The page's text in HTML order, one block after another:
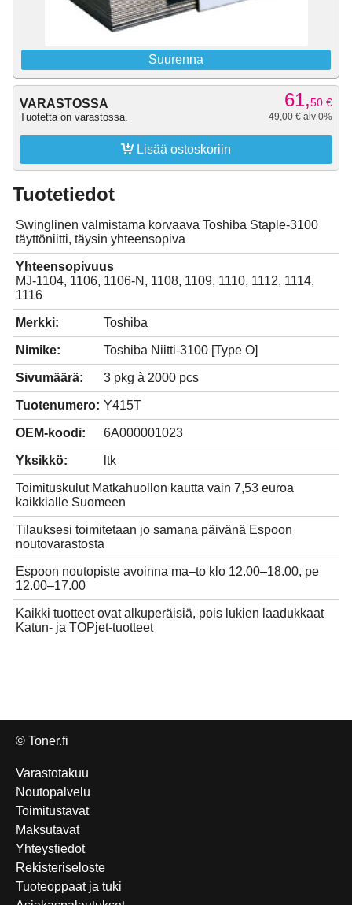
Suurenna
VARASTOSSA
Tuotetta on varastossa.
61,50 €
49,00 € alv 0%
 Lisää ostoskoriin
Tuotetiedot
Swinglinen valmistama korvaava Toshiba Staple-3100
täyttöniitti, täysin yhteensopiva
Yhteensopivuus
MJ-1104, 1106, 1106-N, 1108, 1109, 1110, 1112, 1114,
1116
Merkki: Toshiba
Nimike: Toshiba Niitti-3100 [Type O]
Sivumäärä: 3 pkg à 2000 pcs
Tuotenumero: Y415T
OEM-koodi: 6A000001023
Yksikkö: ltk
Toimituskulut Matkahuollon kautta vain 7,53 euroa
kaikkialle Suomeen
Tilauksesi toimitetaan jo samana päivänä Espoon
noutovarastosta
Espoon noutopiste avoinna ma–to klo 12.00–18.00, pe
12.00–17.00
Kaikki tuotteet ovat alkuperäisiä, pois lukien laadukkaat
Katun- ja TOPjet-tuotteet
© Toner.fi
Varastotakuu
Noutopalvelu
Toimitustavat
Maksutavat
Yhteystiedot
Rekisteriseloste
Tuoteoppaat ja tuki